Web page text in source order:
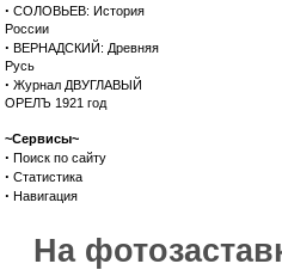
· СОЛОВЬЕВ: История
России
· ВЕРНАДСКИЙ: Древняя
Русь
· Журнал ДВУГЛАВЫЙ
ОРЕЛЪ 1921 год
~Сервисы~
· Поиск по сайту
· Статистика
· Навигация
На